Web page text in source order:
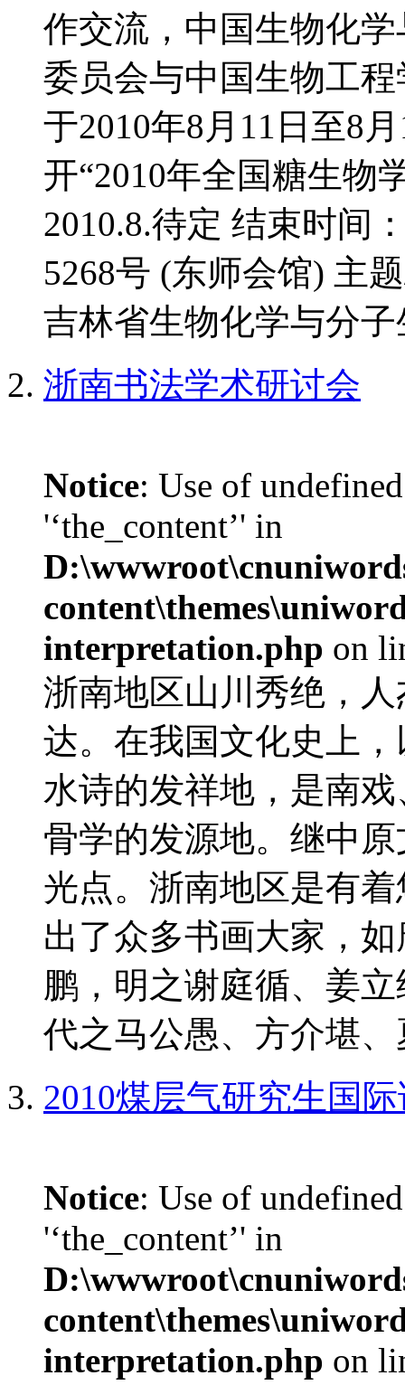
作交流，中国生物化
委员会与中国生物工
于2010年8月11日至8
开“2010年全国糖生物
2010.8.待定 结束时间
5268号 (东师会馆) 主
吉林省生物化学与分
浙南书法学术研讨会
Notice: Use of
'‘the_content’' in
interpretation.php on
浙南地区山川秀绝，
达。在我国文化史上
水诗的发祥地，是南
骨学的发源地。继中
光点。浙南地区是有
出了众多书画大家，
鹏，明之谢庭循、姜
代之马公愚、方介堪
2010煤层气研究生国
Notice: Use of
'‘the_content’' in
interpretation.php on